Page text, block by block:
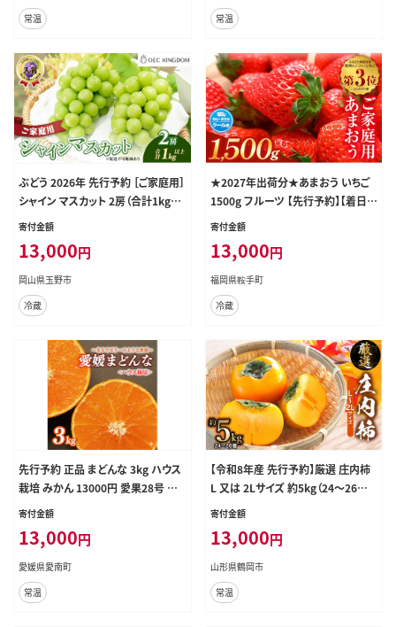
常温
常温
ぶどう 2026年 先行予約 ［ご家庭用］
シャイン マスカット 2房（合計1kg以
上） ブドウ 葡萄 岡山県産 国産 フル
果物類
寄付金額
13,000円
岡山県玉野市
冷蔵
★2027年出荷分★あまおう いちご
1500g フルーツ 【先行予約】【着日
指定不可】《2月中旬-3月中旬頃出
郡 【鞍手町】---kr_ckramar_q2_26
_13000_1500g---
寄付金額
13,000円
福岡県鞍手町
冷蔵
先行予約 正品 まどんな 3kg ハウス
栽培 みかん 13000円 愛果28号 紅
まどんな 同品種 あいか アイカ 高級
期間限定 産地直送 国産 農家直送
特産品 お取り寄せ ギフト プレゼント
お歳暮 mikan 蜜柑 ミカン マドンナ
スマイルカット 甘い おいしい ゼリ
寄付金額
13,000円
愛媛県愛南町
常温
【令和8年産 先行予約】厳選 庄内柿
L 又は 2Lサイズ 約5kg（24～26個）
株式会社 元青果
寄付金額
13,000円
山形県鶴岡市
常温